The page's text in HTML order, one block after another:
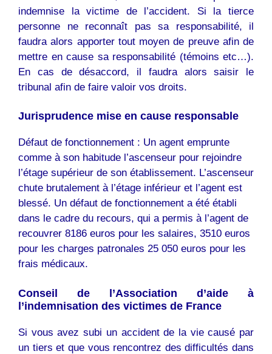
indemnise la victime de l’accident. Si la tierce
personne ne reconnaît pas sa responsabilité, il
faudra alors apporter tout moyen de preuve afin de
mettre en cause sa responsabilité (témoins etc…).
En cas de désaccord, il faudra alors saisir le
tribunal afin de faire valoir vos droits.
Jurisprudence mise en cause responsable
Défaut de fonctionnement : Un agent emprunte
comme à son habitude l’ascenseur pour rejoindre
l’étage supérieur de son établissement. L’ascenseur
chute brutalement à l’étage inférieur et l’agent est
blessé. Un défaut de fonctionnement a été établi
dans le cadre du recours, qui a permis à l’agent de
recouvrer 8186 euros pour les salaires, 3510 euros
pour les charges patronales 25 050 euros pour les
frais médicaux.
Conseil de l’Association d’aide à
l’indemnisation des victimes de France
Si vous avez subi un accident de la vie causé par
un tiers et que vous rencontrez des difficultés dans